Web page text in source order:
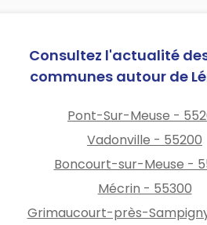
Consultez l'actualité
communes autour de
Pont-Sur-Meuse -
Vadonville - 55200
Boncourt-sur-Meuse -
Mécrin - 55300
Grimaucourt-près-